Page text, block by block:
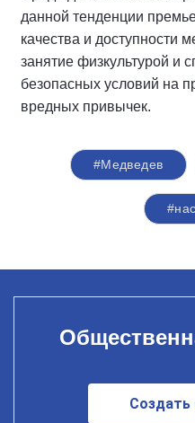
данной тенденции
качества и доступности
занятие физкультурой и
безопасных условий на
вредных привычек.
#Медведев